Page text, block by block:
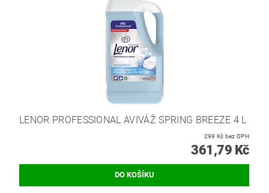
LENOR PROFESSIONAL AVIVÁŽ SPRING BREEZE 4 L
299 Kč bez DPH
361,79 Kč